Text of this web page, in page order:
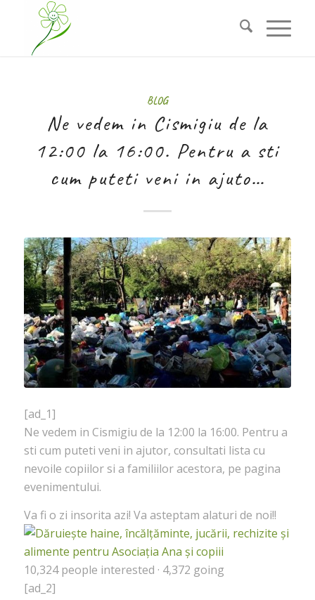
BLOG
Ne vedem in Cismigiu de la
12:00 la 16:00. Pentru a sti
cum puteti veni in ajuto…
[ad_1]
Ne vedem in Cismigiu de la 12:00 la 16:00. Pentru a
sti cum puteti veni in ajutor, consultati lista cu
nevoile copiilor si a familiilor acestora, pe pagina
evenimentului.
Va fi o zi insorita azi! Va asteptam alaturi de noi!!
10,324 people interested · 4,372 going
[ad_2]